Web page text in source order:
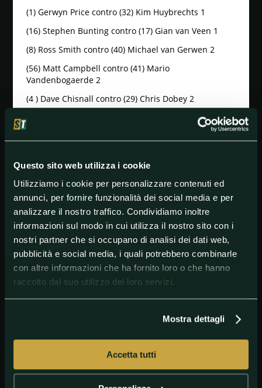
Questo sito web utilizza i cookie
Utilizziamo i cookie per personalizzare contenuti ed
annunci, per fornire funzionalità dei social media e per
analizzare il nostro traffico. Condividiamo inoltre
informazioni sul modo in cui utilizza il nostro sito con i
nostri partner che si occupano di analisi dei dati web,
pubblicità e social media, i quali potrebbero combinarle
con altre informazioni che ha fornito loro o che hanno
raccolto dal suo utilizzo dei loro servizi.
Mostra dettagli
Accetta tutti
(1) Gerwyn Price contro (32) Kim Huybrechts 1
(16) Stephen Bunting contro (17) Gian van Veen 1
(8) Ross Smith contro (40) Michael van Gerwen 2
(56) Matt Campbell contro (41) Mario
Vandenbogaerde 2
(4 ) Dave Chisnall contro (29) Chris Dobey 2
(13) Rob Cross contro (20) Luke Woodhouse 1
contro 1
(15) James Wade contro (47) Steve Lennon 1
(7) Luke Humphries contro (26 ) Radek Szaganski 1
(10) Ryan Searle contro (23) Ricardo Pietreczko 1
(3) Damon Heta contro (35) Kevin Doets 1
(51) Maik Kuivenhoven (19) Brendan Dolan 2
(59) Jermaine Wattimena contro (38) Richard
L'inglese Stephen Bunting è proposto a 1.75Il belga